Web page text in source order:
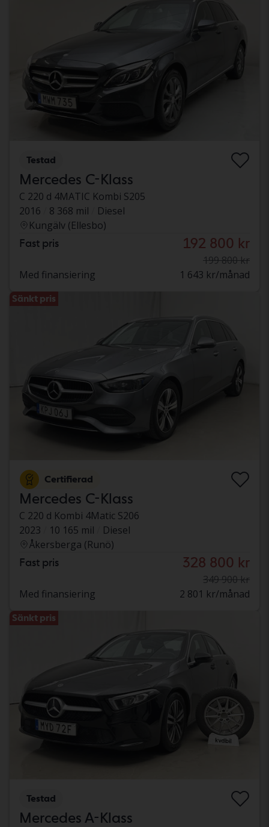
Testad
Mercedes C-Klass
C 220 d 4MATIC Kombi S205
2016
8 368 mil
Diesel
Kungälv (Ellesbo)
Fast pris 192 800 kr
199 800 kr
Med finansiering
1 643 kr/månad
Sänkt pris
Certifierad
Mercedes C-Klass
C 220 d Kombi 4Matic S206
2023
10 165 mil
Diesel
Åkersberga (Runö)
Fast pris 328 800 kr
349 900 kr
Med finansiering
2 801 kr/månad
Sänkt pris
Testad
Mercedes A-Klass